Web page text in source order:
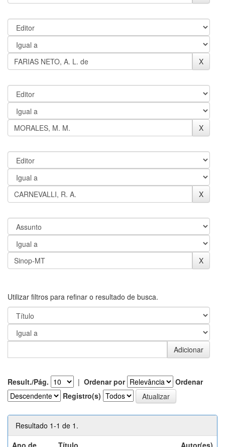
Utilizar filtros para refinar o resultado de busca.
Result./Pág. | Ordenar por
Ordenar
Registro(s)
Resultado 1-1 de 1.
Ano de
Título Autor(es)